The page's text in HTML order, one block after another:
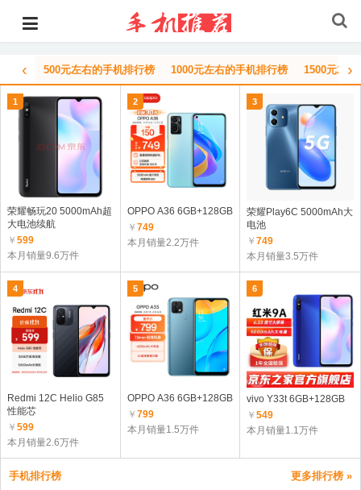
‹ 500元左右的手机排行榜 1000元左右的手机排行榜 1500元左›
1
荣耀畅玩20 5000mAh超
大电池续航
￥ 599
本月销量9.6万件
2
OPPO A36 6GB+128GB
￥ 749
本月销量2.2万件
3
荣耀Play6C 5000mAh大
电池
￥749
本月销量3.5万件
4
Redmi 12C Helio G85
性能芯
￥ 599
本月销量2.6万件
5
OPPO A36 6GB+128GB
￥ 799
本月销量1.5万件
6
vivo Y33t 6GB+128GB
￥549
本月销量1.1万件
手机排行榜 更多排行榜 »